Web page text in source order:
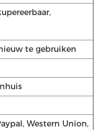
te gebruiken
Western Union,